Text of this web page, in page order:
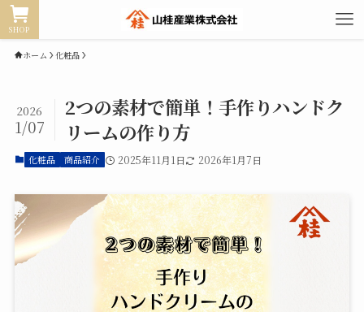
SHOP
ホーム 化粧品
2つの素材で簡単！手作りハンドク
リームの作り方
2026
1/07
化粧品 商品紹介 2025年11月1日 2026年1月7日